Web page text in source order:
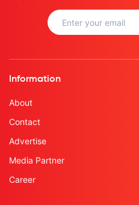
Information
About
Contact
Advertise
Media Partner
Career